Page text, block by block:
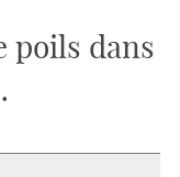
poils dans